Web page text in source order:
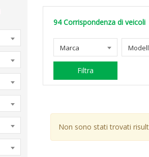
94 Corrispondenza di veicoli
Marca
Filtra
Non sono stati trovati